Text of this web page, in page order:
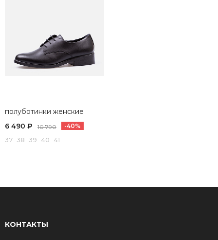
полуботинки женские
6 490 ₽
10 790 -40%
37 38 39 40 41
КОНТАКТЫ